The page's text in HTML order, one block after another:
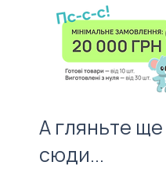
забудьте про листівку —
важливий атрибут
враження!
100 штук без
вартості нанесення.
А гляньте ще
сюди...